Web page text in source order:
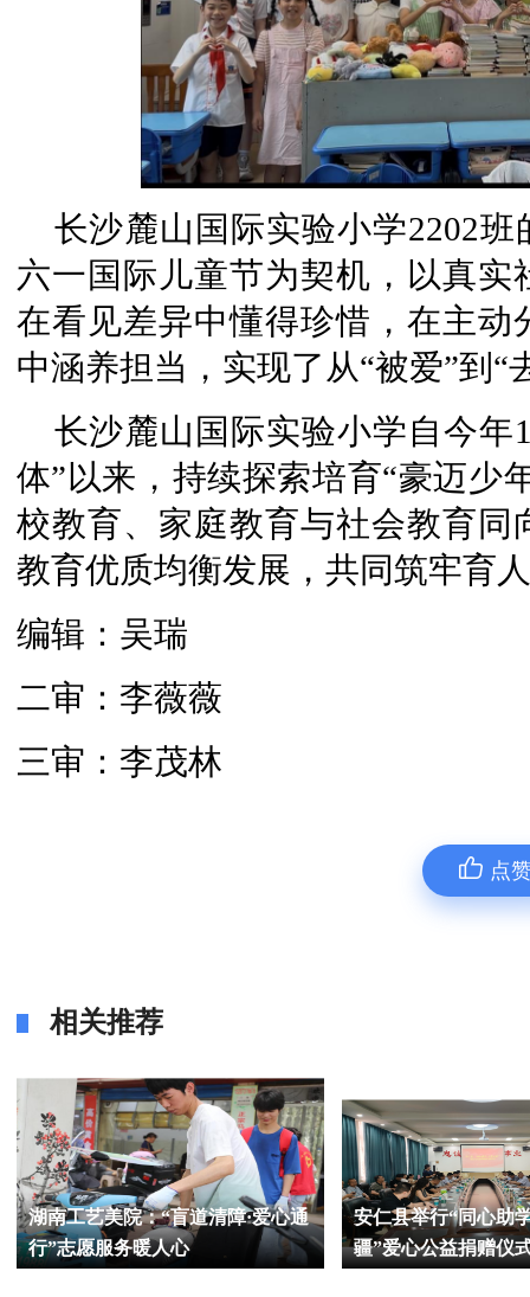
长沙麓山国际实验小学2202
六一国际儿童节为契机，以真
在看见差异中懂得珍惜，在主
中涵养担当，实现了从“被爱”到“
长沙麓山国际实验小学自今
体”以来，持续探索培育“豪迈少
校教育、家庭教育与社会教育
教育优质均衡发展，共同筑牢育
编辑：吴瑞
二审：李薇薇
三审：李茂林
点
相关推荐
湖南工艺美院：“盲道清障·爱心通
行”志愿服务暖人心
安仁县举行“同心助
疆”爱心公益捐赠仪